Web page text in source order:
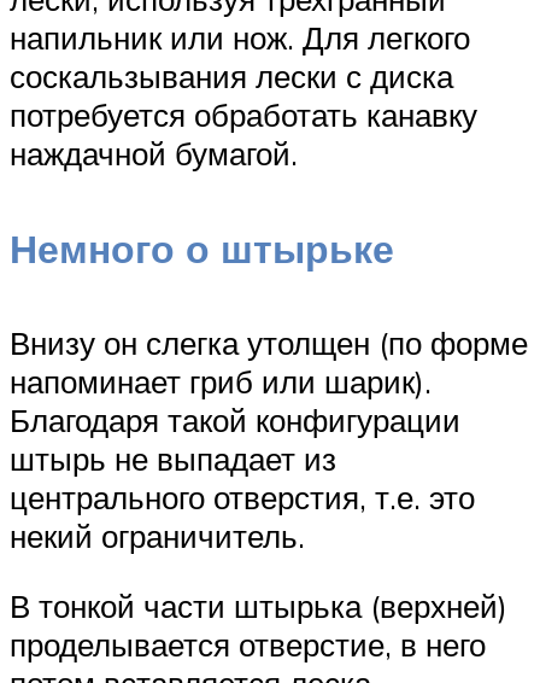
напильник или нож. Для легкого
соскальзывания лески с диска
потребуется обработать канавку
наждачной бумагой.
Немного о штырьке
Внизу он слегка утолщен (по форме
напоминает гриб или шарик).
Благодаря такой конфигурации
штырь не выпадает из
центрального отверстия, т.е. это
некий ограничитель.
В тонкой части штырька (верхней)
проделывается отверстие, в него